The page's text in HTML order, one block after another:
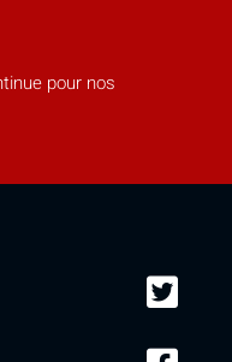
pour nos